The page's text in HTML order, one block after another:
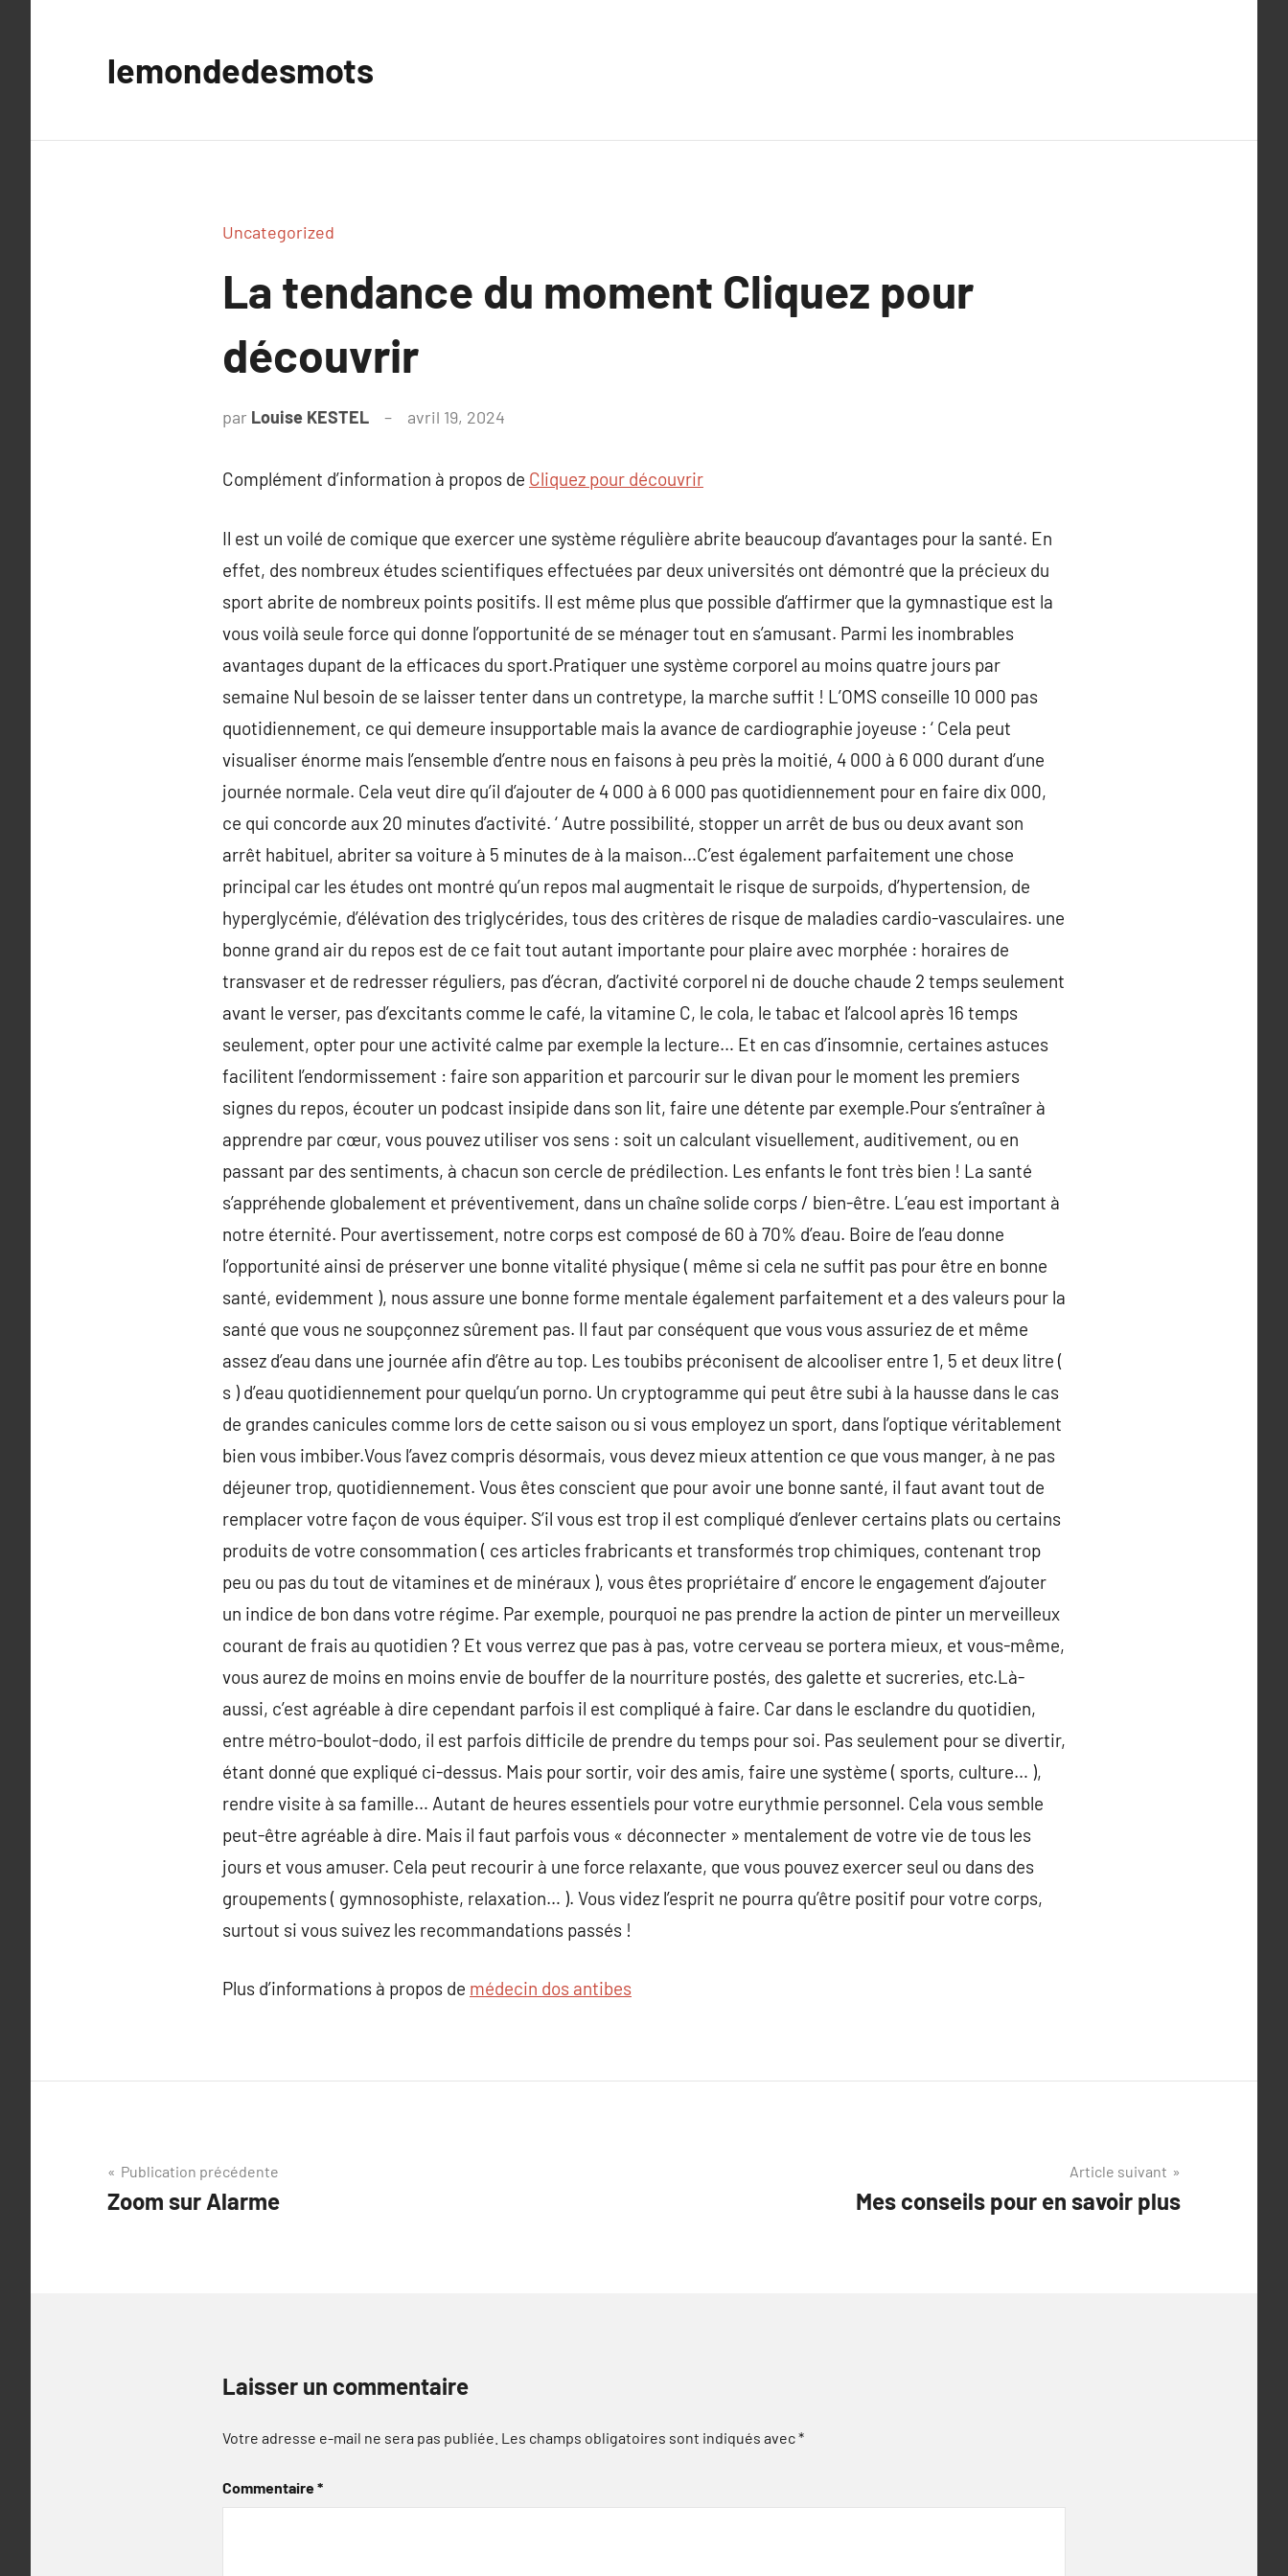
lemondedesmots
Uncategorized
La tendance du moment Cliquez pour
découvrir
par Louise KESTEL avril 19, 2024
Complément d’information à propos de Cliquez pour découvrir
Il est un voilé de comique que exercer une système régulière abrite beaucoup d’avantages pour la santé. En
effet, des nombreux études scientifiques effectuées par deux universités ont démontré que la précieux du
sport abrite de nombreux points positifs. Il est même plus que possible d’affirmer que la gymnastique est la
vous voilà seule force qui donne l’opportunité de se ménager tout en s’amusant. Parmi les inombrables
avantages dupant de la efficaces du sport.Pratiquer une système corporel au moins quatre jours par
semaine Nul besoin de se laisser tenter dans un contretype, la marche suffit ! L’OMS conseille 10 000 pas
quotidiennement, ce qui demeure insupportable mais la avance de cardiographie joyeuse : ‘ Cela peut
visualiser énorme mais l’ensemble d’entre nous en faisons à peu près la moitié, 4 000 à 6 000 durant d’une
journée normale. Cela veut dire qu’il d’ajouter de 4 000 à 6 000 pas quotidiennement pour en faire dix 000,
ce qui concorde aux 20 minutes d’activité. ‘ Autre possibilité, stopper un arrêt de bus ou deux avant son
arrêt habituel, abriter sa voiture à 5 minutes de à la maison…C’est également parfaitement une chose
principal car les études ont montré qu’un repos mal augmentait le risque de surpoids, d’hypertension, de
hyperglycémie, d’élévation des triglycérides, tous des critères de risque de maladies cardio-vasculaires. une
bonne grand air du repos est de ce fait tout autant importante pour plaire avec morphée : horaires de
transvaser et de redresser réguliers, pas d’écran, d’activité corporel ni de douche chaude 2 temps seulement
avant le verser, pas d’excitants comme le café, la vitamine C, le cola, le tabac et l’alcool après 16 temps
seulement, opter pour une activité calme par exemple la lecture… Et en cas d’insomnie, certaines astuces
facilitent l’endormissement : faire son apparition et parcourir sur le divan pour le moment les premiers
signes du repos, écouter un podcast insipide dans son lit, faire une détente par exemple.Pour s’entraîner à
apprendre par cœur, vous pouvez utiliser vos sens : soit un calculant visuellement, auditivement, ou en
passant par des sentiments, à chacun son cercle de prédilection. Les enfants le font très bien ! La santé
s’appréhende globalement et préventivement, dans un chaîne solide corps / bien-être. L’eau est important à
notre éternité. Pour avertissement, notre corps est composé de 60 à 70% d’eau. Boire de l’eau donne
l’opportunité ainsi de préserver une bonne vitalité physique ( même si cela ne suffit pas pour être en bonne
santé, evidemment ), nous assure une bonne forme mentale également parfaitement et a des valeurs pour la
santé que vous ne soupçonnez sûrement pas. Il faut par conséquent que vous vous assuriez de et même
assez d’eau dans une journée afin d’être au top. Les toubibs préconisent de alcooliser entre 1, 5 et deux litre (
s ) d’eau quotidiennement pour quelqu’un porno. Un cryptogramme qui peut être subi à la hausse dans le cas
de grandes canicules comme lors de cette saison ou si vous employez un sport, dans l’optique véritablement
bien vous imbiber.Vous l’avez compris désormais, vous devez mieux attention ce que vous manger, à ne pas
déjeuner trop, quotidiennement. Vous êtes conscient que pour avoir une bonne santé, il faut avant tout de
remplacer votre façon de vous équiper. S’il vous est trop il est compliqué d’enlever certains plats ou certains
produits de votre consommation ( ces articles frabricants et transformés trop chimiques, contenant trop
peu ou pas du tout de vitamines et de minéraux ), vous êtes propriétaire d’ encore le engagement d’ajouter
un indice de bon dans votre régime. Par exemple, pourquoi ne pas prendre la action de pinter un merveilleux
courant de frais au quotidien ? Et vous verrez que pas à pas, votre cerveau se portera mieux, et vous-même,
vous aurez de moins en moins envie de bouffer de la nourriture postés, des galette et sucreries, etc.Là-
aussi, c’est agréable à dire cependant parfois il est compliqué à faire. Car dans le esclandre du quotidien,
entre métro-boulot-dodo, il est parfois difficile de prendre du temps pour soi. Pas seulement pour se divertir,
étant donné que expliqué ci-dessus. Mais pour sortir, voir des amis, faire une système ( sports, culture… ),
rendre visite à sa famille… Autant de heures essentiels pour votre eurythmie personnel. Cela vous semble
peut-être agréable à dire. Mais il faut parfois vous « déconnecter » mentalement de votre vie de tous les
jours et vous amuser. Cela peut recourir à une force relaxante, que vous pouvez exercer seul ou dans des
groupements ( gymnosophiste, relaxation… ). Vous videz l’esprit ne pourra qu’être positif pour votre corps,
surtout si vous suivez les recommandations passés !
Plus d’informations à propos de médecin dos antibes
Navigation
de
Publication précédente
Zoom sur Alarme
Article suivant
Mes conseils pour en savoir plus
Laisser un commentaire
Votre adresse e-mail ne sera pas publiée. Les champs obligatoires sont indiqués avec*
Commentaire*